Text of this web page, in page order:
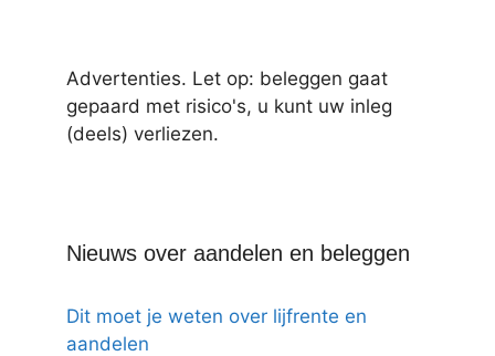
Advertenties. Let op: beleggen gaat
gepaard met risico's, u kunt uw inleg
(deels) verliezen.
Nieuws over aandelen en beleggen
Dit moet je weten over lijfrente en
aandelen